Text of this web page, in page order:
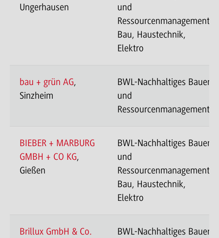
Ungerhausen
und
Ressourcenmanagement-
Bau, Haustechnik,
Elektro
bau + grün AG,
Sinzheim
BWL-Nachhaltiges Bauen
und
Ressourcenmanagement
BIEBER + MARBURG
GMBH + CO KG,
Gießen
BWL-Nachhaltiges Bauen
und
Ressourcenmanagement-
Bau, Haustechnik,
Elektro
Brillux GmbH & Co.
BWL-Nachhaltiges Bauen